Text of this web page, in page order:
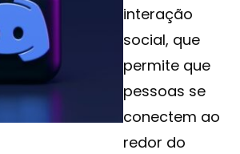
interação
social, que
permite que
pessoas se
conectem ao
redor do